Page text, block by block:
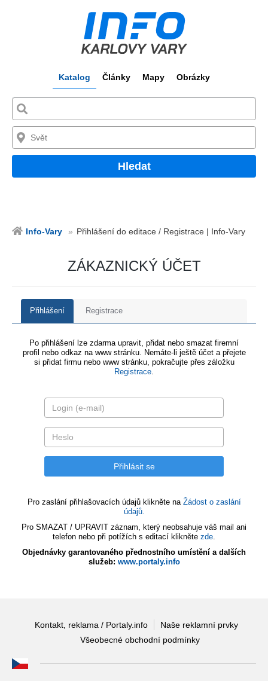
Katalog Články Mapy Obrázky
Hledat
Info-Vary Přihlášení do editace / Registrace | Info-Vary
ZÁKAZNICKÝ ÚČET
Přihlášení Registrace
Po přihlášení lze zdarma upravit, přidat nebo smazat firemní
profil nebo odkaz na www stránku. Nemáte-li ještě účet a přejete
si přidat firmu nebo www stránku, pokračujte přes záložku
Registrace.
Pro zaslání přihlašovacích údajů klikněte na Žádost o zaslání
údajů.
Pro SMAZAT / UPRAVIT záznam, který neobsahuje váš mail ani
telefon nebo při potížích s editací klikněte zde.
Objednávky garantovaného přednostního umístění a dalších
služeb: www.portaly.info
Kontakt, reklama / Portaly.info
Naše reklamní prvky
Všeobecné obchodní podmínky